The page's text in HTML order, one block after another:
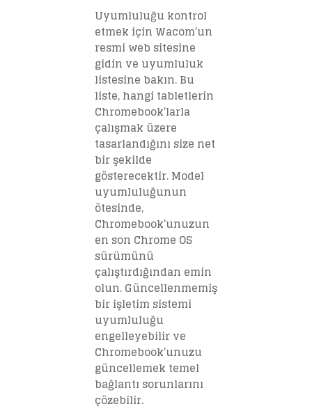
Uyumluluğu kontrol
etmek için Wacom’un
resmi web sitesine
gidin ve uyumluluk
listesine bakın. Bu
liste, hangi tabletlerin
Chromebook’larla
çalışmak üzere
tasarlandığını size net
bir şekilde
gösterecektir. Model
uyumluluğunun
ötesinde,
Chromebook’unuzun
en son Chrome OS
sürümünü
çalıştırdığından emin
olun. Güncellenmemiş
bir işletim sistemi
uyumluluğu
engelleyebilir ve
Chromebook’unuzu
güncellemek temel
bağlantı sorunlarını
çözebilir.